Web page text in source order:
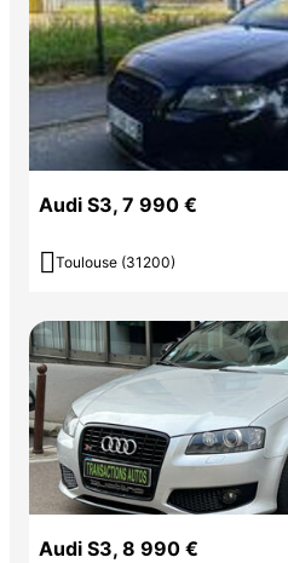
Audi S3, 7 990 €
 Toulouse (31200)
Audi S3, 8 990 €